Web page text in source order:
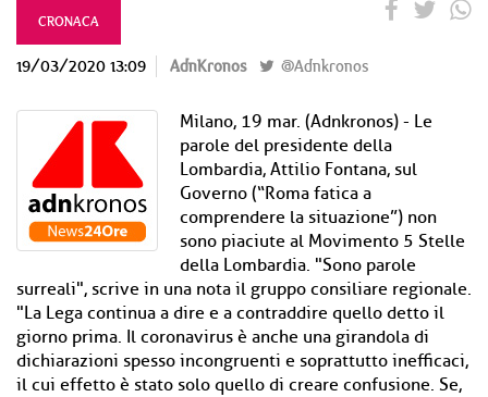
CRONACA
19/03/2020 13:09 AdnKronos @Adnkronos
Milano, 19 mar. (Adnkronos) - Le
parole del presidente della
Lombardia, Attilio Fontana, sul
Governo (“Roma fatica a
comprendere la situazione”) non
sono piaciute al Movimento 5 Stelle
della Lombardia. "Sono parole
surreali", scrive in una nota il gruppo consiliare regionale.
"La Lega continua a dire e a contraddire quello detto il
giorno prima. Il coronavirus è anche una girandola di
dichiarazioni spesso incongruenti e soprattutto inefficaci,
il cui effetto è stato solo quello di creare confusione. Se,